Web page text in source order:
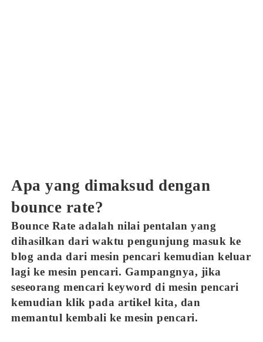
Apa yang dimaksud dengan
bounce rate?
Bounce Rate adalah nilai pentalan yang
dihasilkan dari waktu pengunjung masuk ke
blog anda dari mesin pencari kemudian keluar
lagi ke mesin pencari. Gampangnya, jika
seseorang mencari keyword di mesin pencari
kemudian klik pada artikel kita, dan
memantul kembali ke mesin pencari.